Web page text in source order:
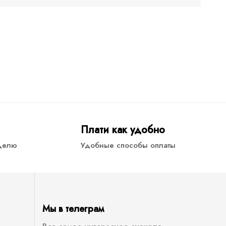
Плати как удобно
Удобные способы оплаты
Мы в телеграм